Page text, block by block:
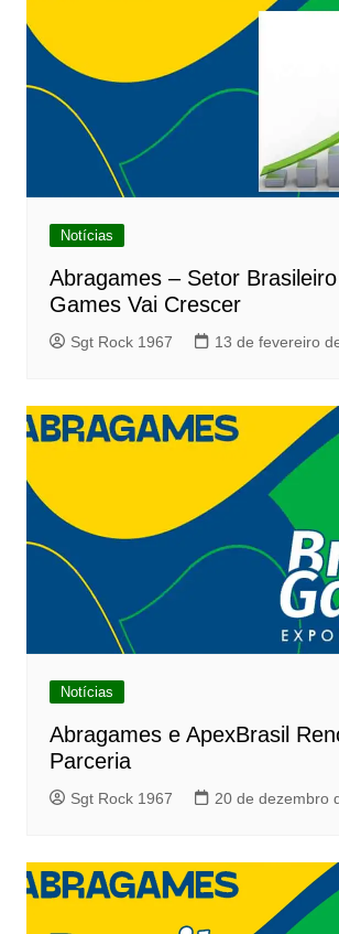
Notícias
Abragames – Setor
Games Vai Crescer
Sgt Rock 1967 13 de fevereiro
Notícias
Abragames e ApexBrasil
Parceria
Sgt Rock 1967 20 de dezembro